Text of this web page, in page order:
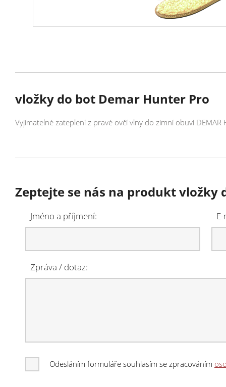
vložky do bot Demar Hunter Pro
Vyjímatelné zateplení z pravé ovčí vlny do zimní obuvi DEMAR
Zeptejte se nás na produkt vložky
Jméno a příjmení:
Zpráva / dotaz:
Odesláním formuláře souhlasím se zpracováním